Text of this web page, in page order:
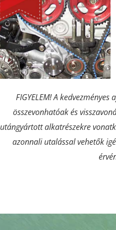
FIGYELEM! A
összevonhatóak és
utángyártott alkatrészekre
azonnali utalással vehetők